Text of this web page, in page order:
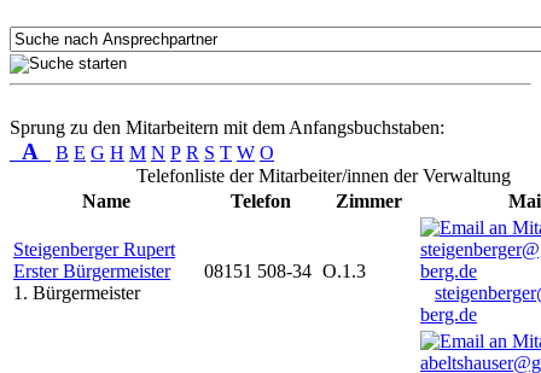
Sprung zu den Mitarbeitern mit dem Anfangsbuchstaben:
A B E G H M N P R S T W O
Telefonliste der Mitarbeiter/innen der Verwaltung
Name
Telefon Zimmer
Steigenberger Rupert
Erster Bürgermeister
1. Bürgermeister
08151 508-34 O.1.3
berg.de